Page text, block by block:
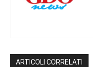
ARTICOLI CORRELATI